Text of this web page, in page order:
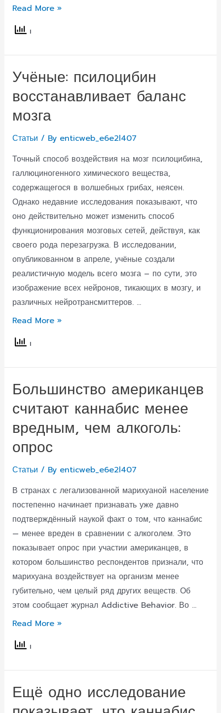
Каннабис
не
опасен
печени:
исследование
Read More »
Учёные: псилоцибин
восстанавливает баланс
мозга
Статьи / By enticweb_e6e2l407
Точный способ воздействия на мозг псилоцибина,
галлюциногенного химического вещества,
содержащегося в волшебных грибах, неясен.
Однако недавние исследования показывают, что
оно действительно может изменить способ
функционирования мозговых сетей, действуя, как
своего рода перезагрузка. В исследовании,
опубликованном в апреле, учёные создали
реалистичную модель всего мозга – по сути, это
изображение всех нейронов, тикающих в мозгу, и
различных нейротрансмиттеров. …
Учёные:
псилоцибин
восстанавливает
Read More »
Большинство американцев
считают каннабис менее
вредным, чем алкоголь:
опрос
Статьи / By enticweb_e6e2l407
В странах с легализованной марихуаной население
постепенно начинает признавать уже давно
подтверждённый наукой факт о том, что каннабис
— менее вреден в сравнении с алкоголем. Это
показывает опрос при участии американцев, в
котором большинство респондентов признали, что
марихуана воздействует на организм менее
губительно, чем целый ряд других веществ. Об
этом сообщает журнал Addictive Behavior. Во …
Большинство
американцев
считают
вредным,
чем
Read More »
Ещё одно исследование